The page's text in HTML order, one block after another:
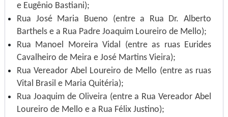
e Eugênio Bastiani);
Rua José Maria Bueno (entre a Rua Dr. Alberto
Barthels e a Rua Padre Joaquim Loureiro de Mello);
Rua Manoel Moreira Vidal (entre as ruas Eurides
Cavalheiro de Meira e José Martins Vieira);
Rua Vereador Abel Loureiro de Mello (entre as ruas
Vital Brasil e Maria Quitéria);
Rua Joaquim de Oliveira (entre a Rua Vereador Abel
Loureiro de Mello e a Rua Félix Justino);